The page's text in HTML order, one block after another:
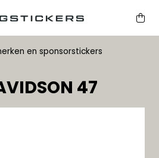
en sponsorstickers
47